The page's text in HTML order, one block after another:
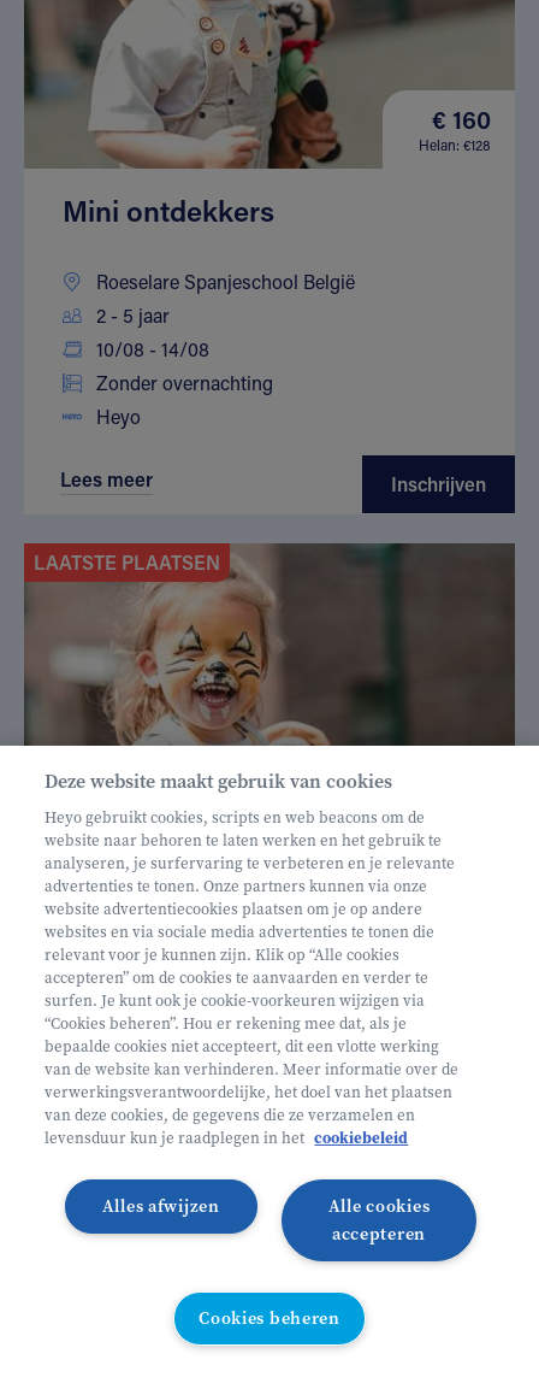
€ 160
Helan: €128
Mini ontdekkers
Roeselare Spanjeschool België
2 - 5 jaar
10/08 - 14/08
Zonder overnachting
Heyo
Lees meer Inschrijven
LAATSTE PLAATSEN
€ 160
Helan: €128
Mini ontdekkers
Beernem België
2 - 5 jaar
10/08 - 14/08
Zonder overnachting
Lees meer Inschrijven
VANAF 2,5 JAAR
Deze website maakt gebruik van cookies
Heyo gebruikt cookies, scripts en web beacons om de
website naar behoren te laten werken en het gebruik te
analyseren, je surfervaring te verbeteren en je relevante
advertenties te tonen. Onze partners kunnen via onze
website advertentiecookies plaatsen om je op andere
websites en via sociale media advertenties te tonen die
relevant voor je kunnen zijn. Klik op “Alle cookies
accepteren” om de cookies te aanvaarden en verder te
surfen. Je kunt ook je cookie-voorkeuren wijzigen via
“Cookies beheren”. Hou er rekening mee dat, als je
bepaalde cookies niet accepteert, dit een vlotte werking
van de website kan verhinderen. Meer informatie over de
verwerkingsverantwoordelijke, het doel van het plaatsen
van deze cookies, de gegevens die ze verzamelen en
levensduur kun je raadplegen in het cookiebeleid
Alle cookies
accepteren
Alles afwijzen
Cookies beheren